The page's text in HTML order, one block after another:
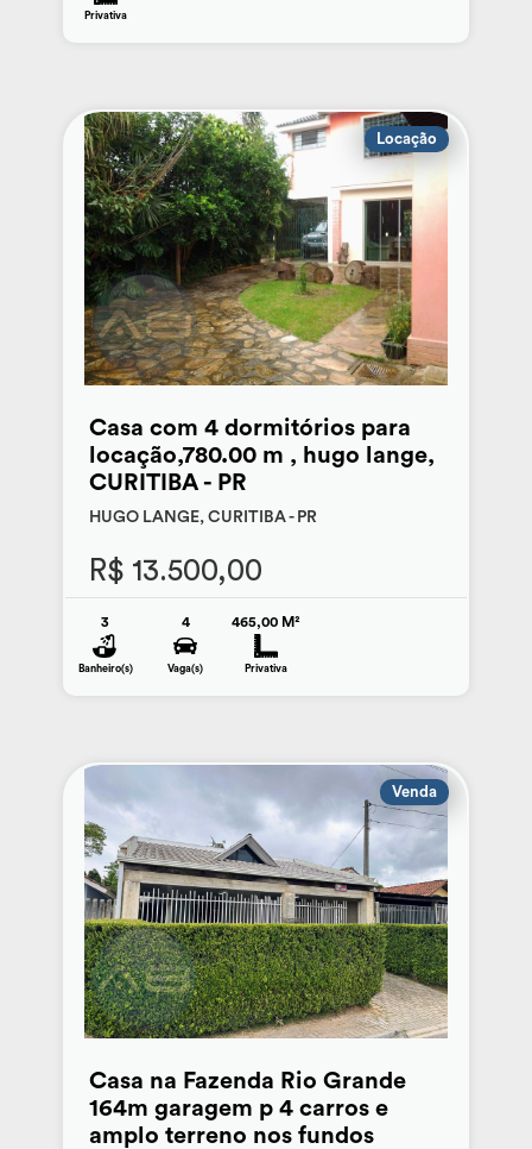
Privativa
Locação
Casa com 4 dormitórios para
locação,780.00 m , hugo lange,
CURITIBA - PR
HUGO LANGE, CURITIBA - PR
R$ 13.500,00
3
Banheiro(s)
4
Vaga(s)
465,00 M²
Privativa
Venda
Casa na Fazenda Rio Grande
164m garagem p 4 carros e
amplo terreno nos fundos